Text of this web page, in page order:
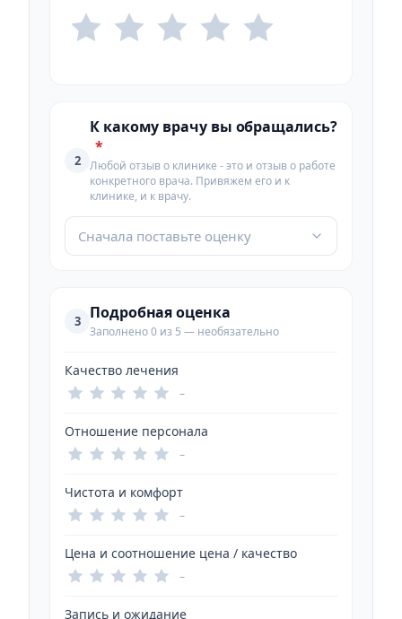
2
К какому врачу вы обращались?
*
Любой отзыв о клинике - это и отзыв о работе
конкретного врача. Привяжем его и к
клинике, и к врачу.
Сначала поставьте оценку
3 Подробная оценка
Заполнено 0 из 5 — необязательно
Качество лечения
–
Отношение персонала
–
Чистота и комфорт
–
Цена и соотношение цена / качество
–
Запись и ожидание